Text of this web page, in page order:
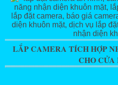
LẮP CAMERA TÍCH HỢP
CHO CỬA